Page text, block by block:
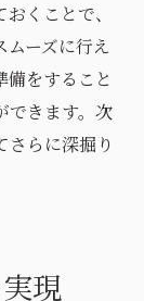
くことで、
ーズに行え
備をすること
できます。次
さらに深掘り
現